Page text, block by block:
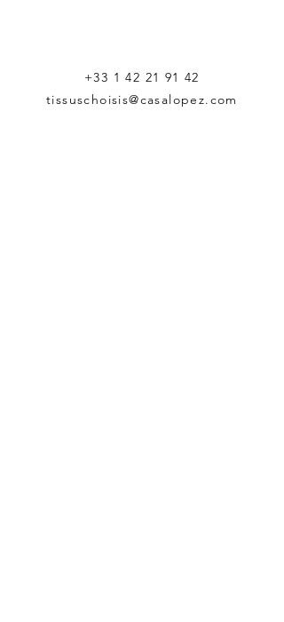
+33 1 42 21 91 42
tissuschoisis@casalopez.com